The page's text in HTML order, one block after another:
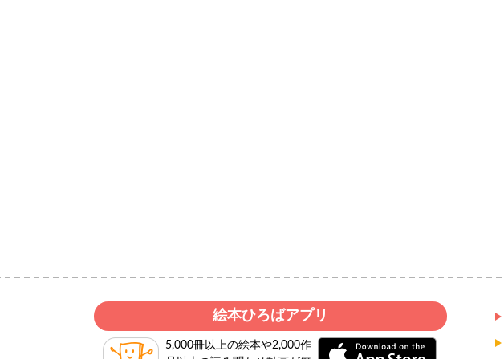
絵本ひろばアプリ
5,000冊以上の絵本や2,000作